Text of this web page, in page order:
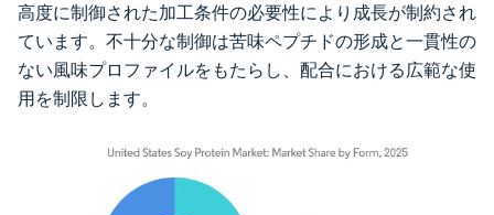
高度に制御された加工条件の必要性により成長が制約され
ています。不十分な制御は苦味ペプチドの形成と一貫性の
ない風味プロファイルをもたらし、配合における広範な使
用を制限します。